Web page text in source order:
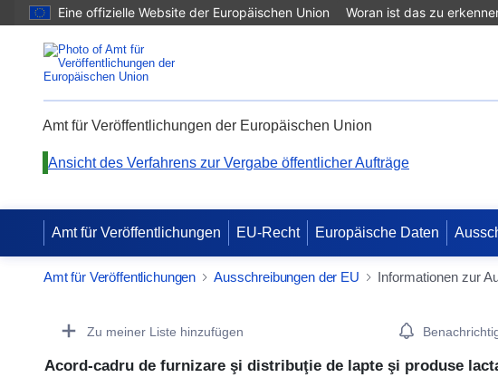
Eine offizielle Website der Europäischen Union Woran ist das zu
Amt für Veröffentlichungen der Europäischen Union
Ansicht des Verfahrens zur Vergabe öffentlicher Aufträge
Amt für Veröffentlichungen EU-Recht Europäische Daten
Amt für Veröffentlichungen Ausschreibungen der EU Informationen zur
Zu meiner Liste hinzufügen
Acord-cadru de furnizare şi distribuţie de lapte şi produse